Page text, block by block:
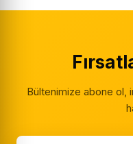
Bültenimize abone ol,